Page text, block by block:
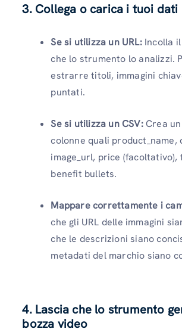
3. Collega o carica i tuoi dati
Se si utilizza un URL:Incolla il
che lo strumento lo analizzi.
estrarre titoli, immagini
puntati.
Se si utilizza un CSV:Crea un
colonne quali product_name,
image_url, price (facoltativo),
benefit bullets.
Mappare correttamente i
che gli URL delle immagini
che le descrizioni siano
metadati del marchio siano
4. Lascia che lo strumento
bozza video